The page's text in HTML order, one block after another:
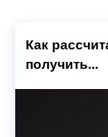
Как
получить...